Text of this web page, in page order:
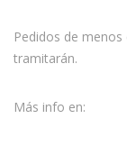
Pedidos de
tramitarán.
Más info en: